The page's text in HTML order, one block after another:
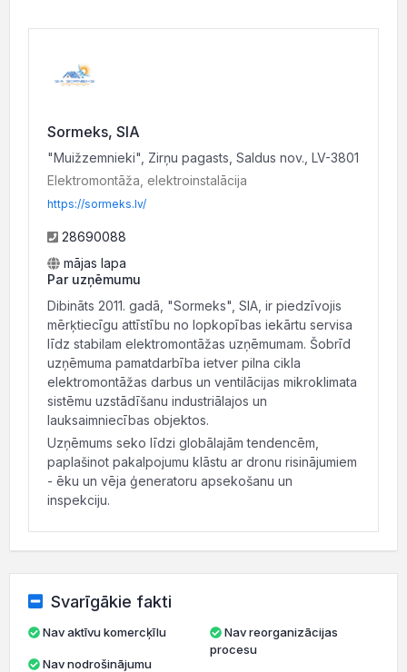
Sormeks, SIA
"Muižzemnieki", Zirņu pagasts, Saldus nov., LV-3801
Elektromontāža, elektroinstalācija
https://sormeks.lv/
28690088
mājas lapa
Par uzņēmumu
Dibināts 2011. gadā, "Sormeks", SIA, ir piedzīvojis
mērķtiecīgu attīstību no lopkopības iekārtu servisa
līdz stabilam elektromontāžas uzņēmumam. Šobrīd
uzņēmuma pamatdarbība ietver pilna cikla
elektromontāžas darbus un ventilācijas mikroklimata
sistēmu uzstādīšanu industriālajos un
lauksaimniecības objektos.
Uzņēmums seko līdzi globālajām tendencēm,
paplašinot pakalpojumu klāstu ar dronu risinājumiem
- ēku un vēja ģeneratoru apsekošanu un
inspekciju.
Svarīgākie fakti
Nav aktīvu komercķīlu
Nav nodrošinājumu
Nav reorganizācijas
procesu